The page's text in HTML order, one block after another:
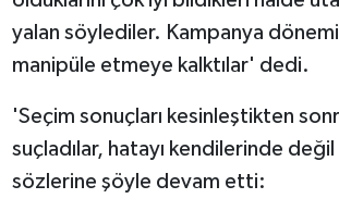
yalan söylediler. Kampanya
manipüle etmeye kalktılar' dedi.
'Seçim sonuçları kesinleştikten
suçladılar, hatayı kendilerinde
sözlerine şöyle devam etti: